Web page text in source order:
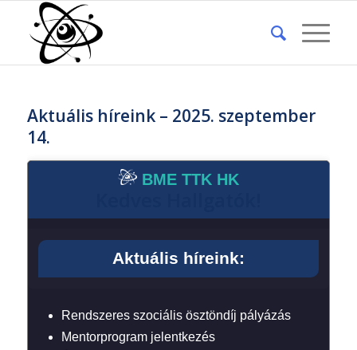
Aktuális híreink – 2025. szeptember
14.
BME TTK HK
Aktuális híreink:
Rendszeres szociális ösztöndíj pályázás
Mentorprogram jelentkezés